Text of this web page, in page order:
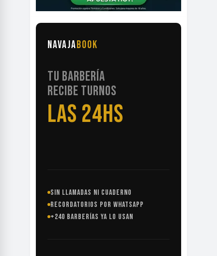
NAVAJABOOK
TU BARBERÍA
RECIBE TURNOS
LAS 24HS
SIN LLAMADAS NI CUADERNO
RECORDATORIOS POR WHATSAPP
+240 BARBERÍAS YA LO USAN